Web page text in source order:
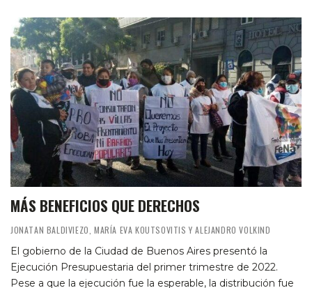
MÁS BENEFICIOS QUE DERECHOS
JONATAN BALDIVIEZO, MARÍA EVA KOUTSOVITIS Y ALEJANDRO VOLKIND
El gobierno de la Ciudad de Buenos Aires presentó la
Ejecución Presupuestaria del primer trimestre de 2022.
Pese a que la ejecución fue la esperable, la distribución fue